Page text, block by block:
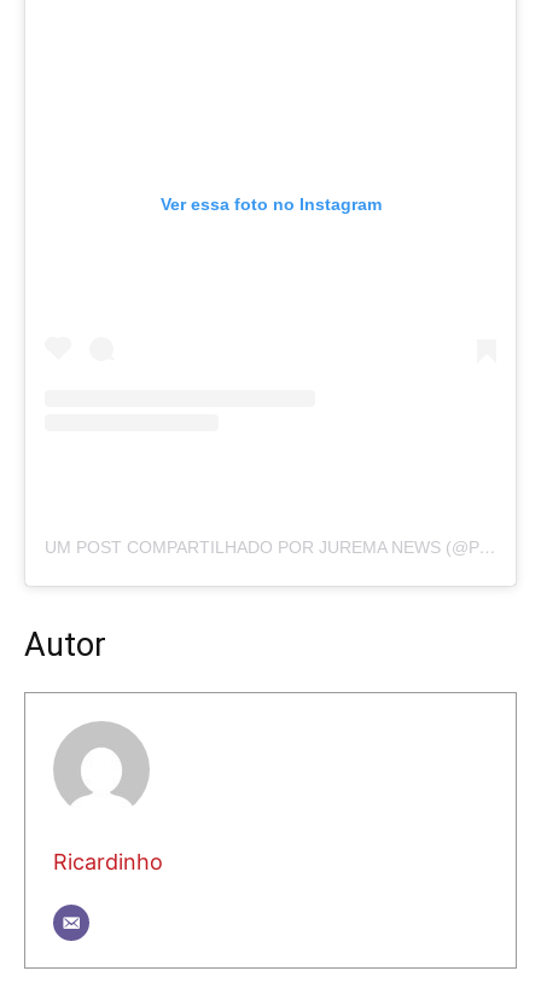
Ver essa foto no Instagram
UM POST COMPARTILHADO POR JUREMA NEWS (@PORTALJUREMANEWS)
Autor
Ricardinho